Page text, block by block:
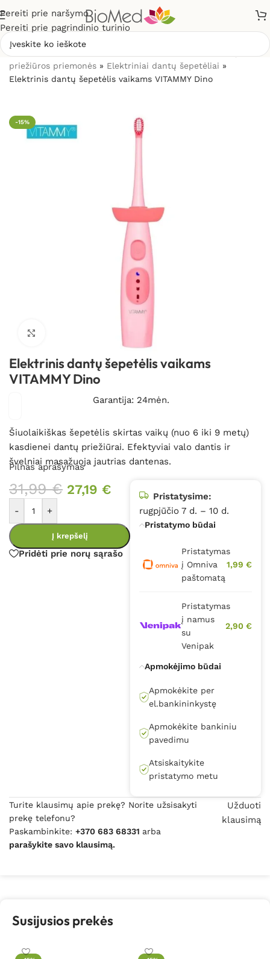
Pereiti prie naršymo
Pereiti prie pagrindinio turinio
priežiūros priemonės » Elektriniai dantų šepetėliai »
Elektrinis dantų šepetėlis vaikams VITAMMY Dino
-15%
Spustelėkite, kad padidintumėte
Elektrinis dantų šepetėlis vaikams
VITAMMY Dino
Garantija: 24mėn.
Šiuolaikiškas šepetėlis skirtas vaikų (nuo 6 iki 9 metų)
kasdienei dantų priežiūrai. Efektyviai valo dantis ir
švelniai masažuoja jautrias dantenas.
Pilnas aprašymas
31,99€ 27,19 €
- +
Į krepšelį
Pridėti prie norų sąrašo
Pristatysime:
rugpjūčio 7 d. – 10 d.
Pristatymo būdai
Pristatymas
į Omniva
paštomatą
1,99 €
Pristatymas
į namus
su
Venipak
2,90 €
Apmokėjimo būdai
Apmokėkite per
el.bankininkystę
Apmokėkite bankiniu
pavedimu
Atsiskaitykite
pristatymo metu
Turite klausimų apie prekę? Norite užsisakyti
prekę telefonu?
Paskambinkite: +370 683 68331 arba
parašykite savo klausimą.
Užduoti
klausimą
Susijusios prekės